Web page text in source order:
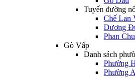
Tuyến đường
Chế Lan
Dương
Phan
Gò Vấp
Danh sách
Phường
Phường